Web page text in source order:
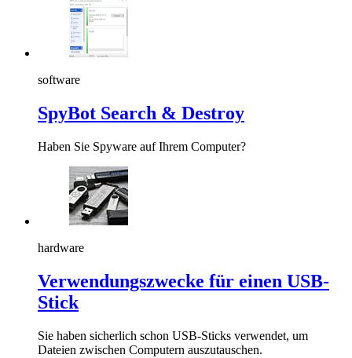
software
SpyBot Search & Destroy
Haben Sie Spyware auf Ihrem Computer?
hardware
Verwendungszwecke für einen USB-
Stick
Sie haben sicherlich schon USB-Sticks verwendet, um
Dateien zwischen Computern auszutauschen.